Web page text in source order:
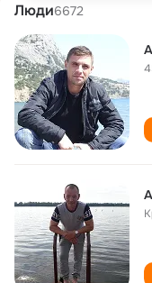
Люди6672